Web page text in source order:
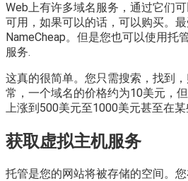
Web上有许多域名服务，通过它们
可用，如果可以的话，可以购买。
NameCheap。但是您也可以使用托
服务.
这真的很简单。您只需搜索，找到
常，一个域名的价格约为10美元，
上涨到500美元至1000美元甚至在
获取虚拟主机服务
托管是您的网站将被存储的空间。